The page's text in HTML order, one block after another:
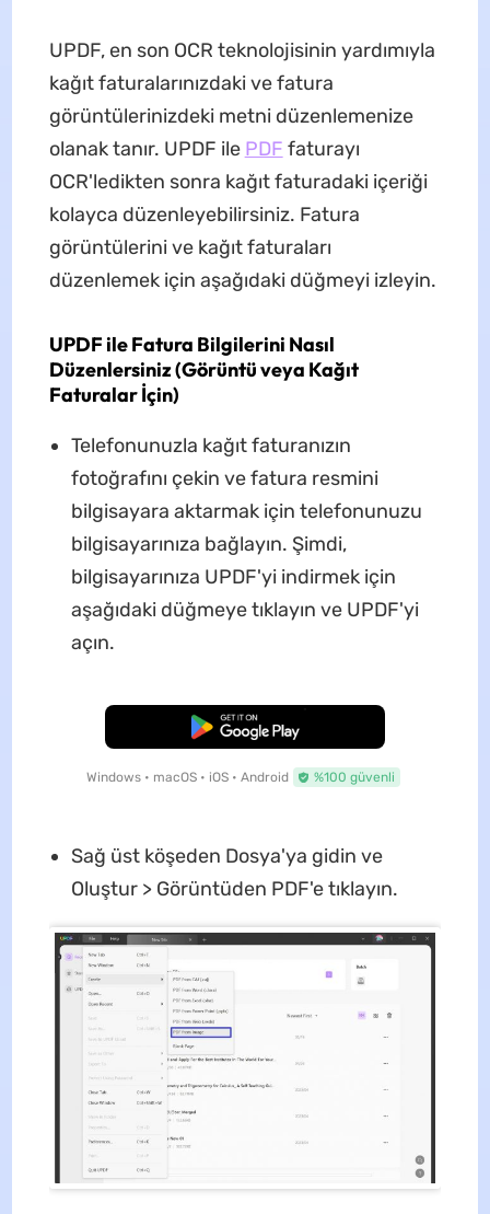
UPDF, en son OCR teknolojisinin yardımıyla
kağıt faturalarınızdaki ve fatura
görüntülerinizdeki metni düzenlemenize
olanak tanır. UPDF ile PDF faturayı
OCR'ledikten sonra kağıt faturadaki içeriği
kolayca düzenleyebilirsiniz. Fatura
görüntülerini ve kağıt faturaları
düzenlemek için aşağıdaki düğmeyi izleyin.
UPDF ile Fatura Bilgilerini Nasıl
Düzenlersiniz (Görüntü veya Kağıt
Faturalar İçin)
Telefonunuzla kağıt faturanızın
fotoğrafını çekin ve fatura resmini
bilgisayara aktarmak için telefonunuzu
bilgisayarınıza bağlayın. Şimdi,
bilgisayarınıza UPDF'yi indirmek için
aşağıdaki düğmeye tıklayın ve UPDF'yi
açın.
Ücretsiz İndirme
Windows • macOS • iOS • Android %100 güvenli
Sağ üst köşeden Dosya'ya gidin ve
Oluştur > Görüntüden PDF'e tıklayın.